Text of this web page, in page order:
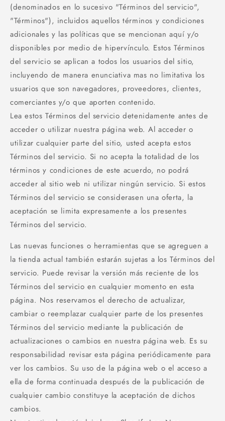
(denominados en lo sucesivo "Términos del servicio",
"Términos"), incluidos aquellos términos y condiciones
adicionales y las políticas que se mencionan aquí y/o
disponibles por medio de hipervínculo. Estos Términos
del servicio se aplican a todos los usuarios del sitio,
incluyendo de manera enunciativa mas no limitativa los
usuarios que son navegadores, proveedores, clientes,
comerciantes y/o que aporten contenido.
Lea estos Términos del servicio detenidamente antes de
acceder o utilizar nuestra página web. Al acceder o
utilizar cualquier parte del sitio, usted acepta estos
Términos del servicio. Si no acepta la totalidad de los
términos y condiciones de este acuerdo, no podrá
acceder al sitio web ni utilizar ningún servicio. Si estos
Términos del servicio se considerasen una oferta, la
aceptación se limita expresamente a los presentes
Términos del servicio.
Las nuevas funciones o herramientas que se agreguen a
la tienda actual también estarán sujetas a los Términos del
servicio. Puede revisar la versión más reciente de los
Términos del servicio en cualquier momento en esta
página. Nos reservamos el derecho de actualizar,
cambiar o reemplazar cualquier parte de los presentes
Términos del servicio mediante la publicación de
actualizaciones o cambios en nuestra página web. Es su
responsabilidad revisar esta página periódicamente para
ver los cambios. Su uso de la página web o el acceso a
ella de forma continuada después de la publicación de
cualquier cambio constituye la aceptación de dichos
cambios.